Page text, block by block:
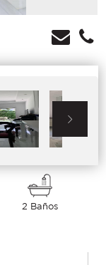

2 Baños